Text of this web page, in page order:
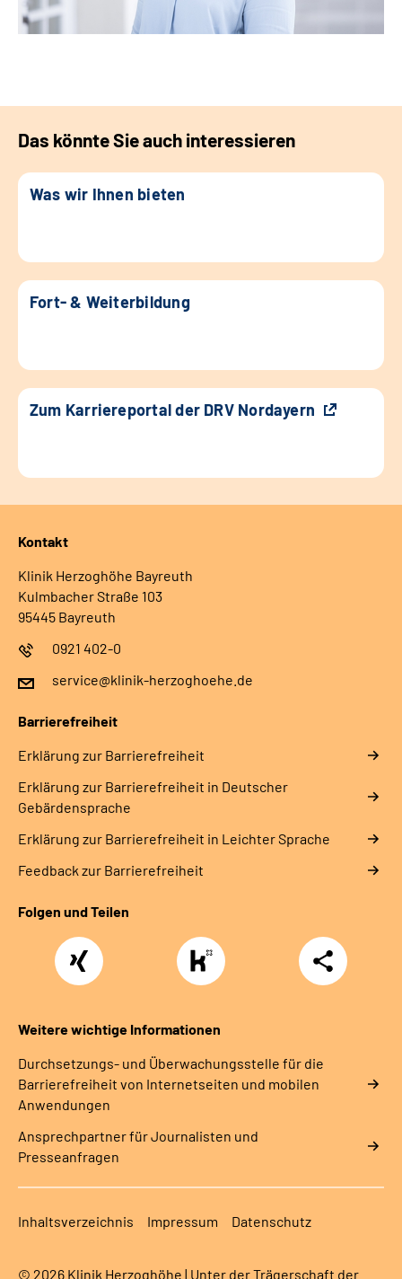
Das könnte Sie auch interessieren
Was wir Ihnen bieten
Fort- & Weiterbildung
Zum Karriereportal der DRV Nordayern
Kontakt
Klinik Herzoghöhe Bayreuth
Kulmbacher Straße 103
95445 Bayreuth
0921 402-0
service@klinik-herzoghoehe.de
Barrierefreiheit
Erklärung zur Barrierefreiheit
Erklärung zur Barrierefreiheit in Deutscher
Gebärdensprache
Erklärung zur Barrierefreiheit in Leichter Sprache
Feedback zur Barrierefreiheit
Folgen und Teilen
Xing
https://www.kununu.com/de/deutsche-
rentenversicherung-
nordbayern6
Teilen
Weitere wichtige Informationen
Durchsetzungs- und Überwachungsstelle für die
Barrierefreiheit von Internetseiten und mobilen
Anwendungen
Ansprechpartner für Journalisten und
Presseanfragen
Inhaltsverzeichnis Impressum Datenschutz
© 2026 Klinik Herzoghöhe | Unter der Trägerschaft der